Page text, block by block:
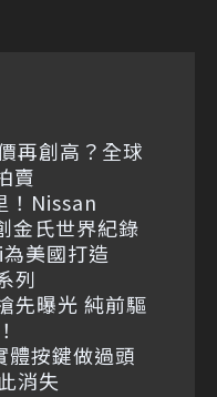
再創高？全球
賣
！Nissan
金氏世界紀錄
美國打造
列
先曝光 純前驅
體按鍵做過頭
消失